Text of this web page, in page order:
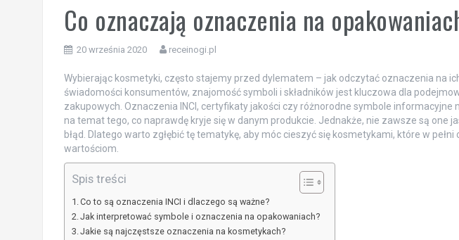
Co oznaczają oznaczenia na
20 września 2020 receinogi.pl
Wybierając kosmetyki, często stajemy przed dylematem – jak odczytać oznaczenia na
świadomości konsumentów, znajomość symboli i składników jest kluczowa dla
zakupowych. Oznaczenia INCI, certyfikaty jakości czy różnorodne symbole
na temat tego, co naprawdę kryje się w danym produkcie. Jednakże, nie zawsze są one
błąd. Dlatego warto zgłębić tę tematykę, aby móc cieszyć się kosmetykami, które w
wartościom.
Spis treści
Co to są oznaczenia INCI i dlaczego są ważne?
Jak interpretować symbole i oznaczenia na opakowaniach?
Jakie są najczęstsze oznaczenia na kosmetykach?